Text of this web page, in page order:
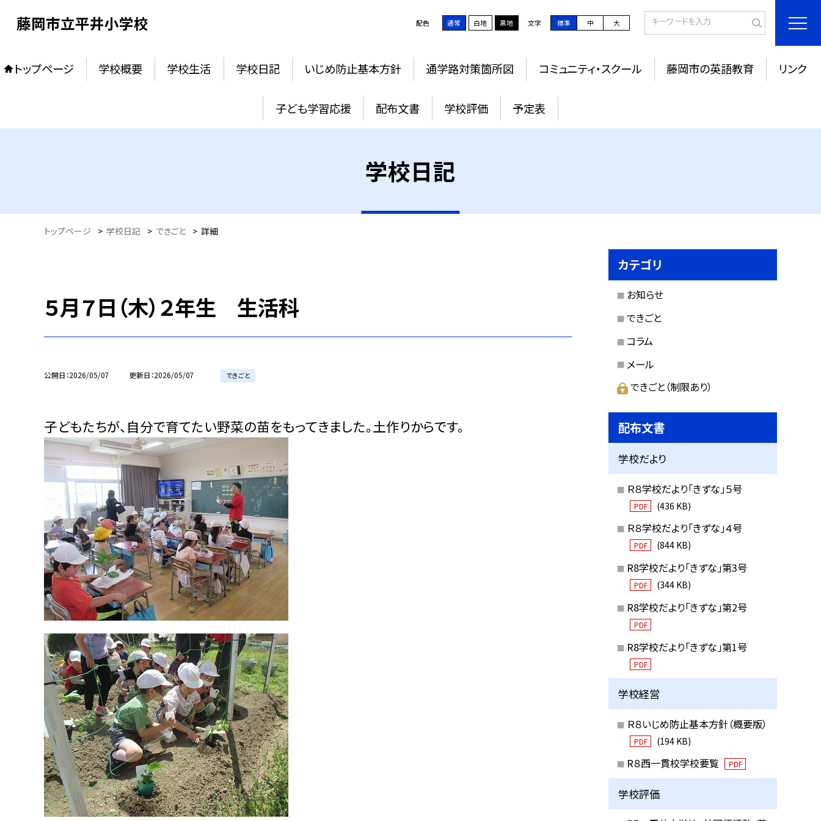
藤岡市立平井小学校 配色 通常 白地 黒地 文字 標準 中 大
トップページ 学校概要 学校生活 学校日記 いじめ防止基本方針 通学路対策箇所図 コミュニティ・スクール 藤岡市の英語教育 リンク
子ども学習応援 配布文書 学校評価 予定表
学校日記
トップページ > 学校日記 > できごと > 詳細
５月７日（木）２年生 生活科
公開日 2026/05/07 更新日 2026/05/07 できごと
子どもたちが、自分で育てたい野菜の苗をもってきました。土作りからです。
カテゴリ
お知らせ
できごと
コラム
メール
できごと（制限あり）
配布文書
学校だより
Ｒ８学校だより「きずな」５号
PDF (436 KB)
Ｒ８学校だより「きずな」４号
PDF (844 KB)
R8学校だより「きずな」第3号
PDF (344 KB)
R8学校だより「きずな」第2号
PDF
R8学校だより「きずな」第1号
PDF
学校経営
Ｒ８いじめ防止基本方針（概要版）
PDF (194 KB)
R８西一貫校学校要覧 PDF
学校評価